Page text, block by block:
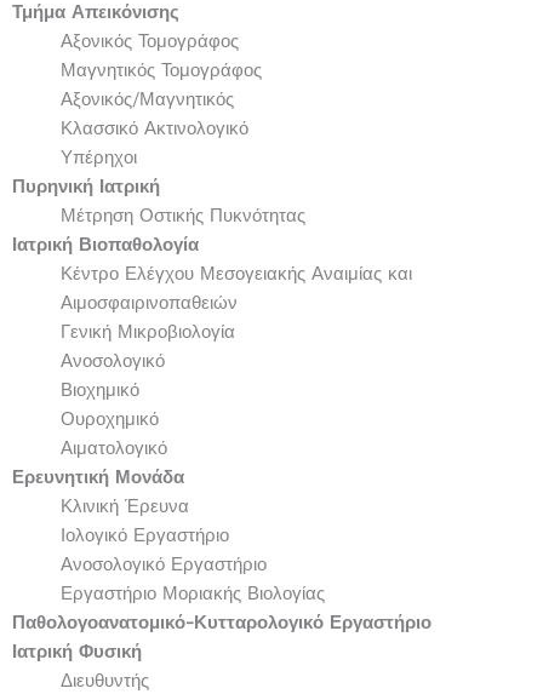
Τμήμα Απεικόνισης
Αξονικός Τομογράφος
Μαγνητικός Τομογράφος
Αξονικός/Μαγνητικός
Κλασσικό Ακτινολογικό
Υπέρηχοι
Πυρηνική Ιατρική
Μέτρηση Οστικής Πυκνότητας
Ιατρική Βιοπαθολογία
Κέντρο Ελέγχου Μεσογειακής Αναιμίας και
Αιμοσφαιρινοπαθειών
Γενική Μικροβιολογία
Ανοσολογικό
Βιοχημικό
Ουροχημικό
Αιματολογικό
Ερευνητική Μονάδα
Κλινική Έρευνα
Ιολογικό Εργαστήριο
Ανοσολογικό Εργαστήριο
Εργαστήριο Μοριακής Βιολογίας
Παθολογοανατομικό-Κυτταρολογικό Εργαστήριο
Ιατρική Φυσική
Διευθυντής